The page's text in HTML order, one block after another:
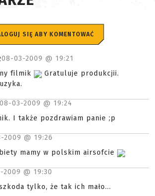
SIĘ ABY KOMENTOWAĆ
08-03-2009 @ 19:21
filmik
Gratuluje produkcjii.
08-03-2009 @ 19:24
I także pozdrawiam panie ;p
2009 @ 19:26
mamy w polskim airsofcie
2009 @ 19:30
tylko, że tak ich mało...